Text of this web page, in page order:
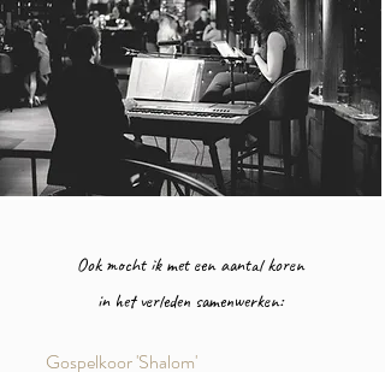
Ook mocht ik met een aantal koren
in het verleden samenwerken:
Gospelkoor 'Shalom'